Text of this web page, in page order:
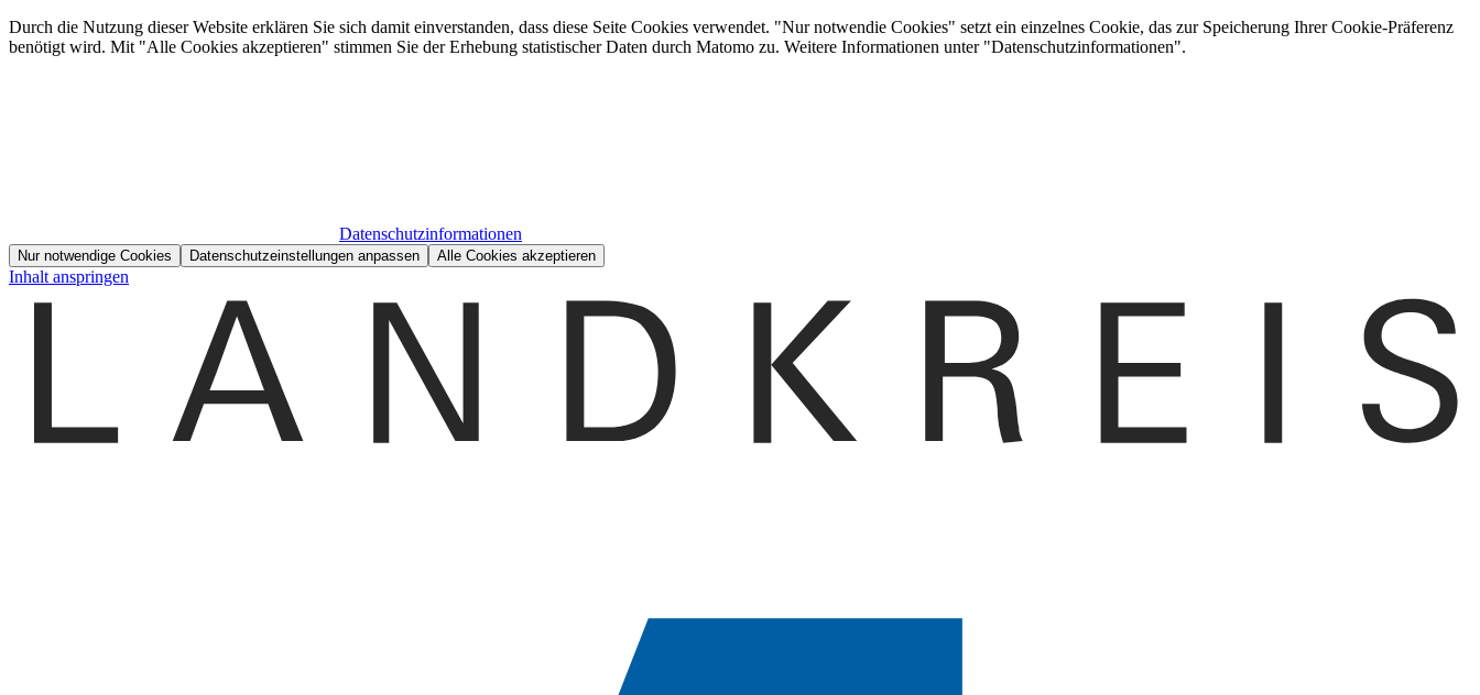
Durch die Nutzung dieser Website erklären Sie sich damit einverstanden, dass diese Seite Cookies verwendet. "Nur notwendie Cookies" setzt ein einzelnes Cookie, das zur Speicherung Ihrer Cookie-Präferenz
benötigt wird. Mit "Alle Cookies akzeptieren" stimmen Sie der Erhebung statistischer Daten durch Matomo zu. Weitere Informationen unter "Datenschutzinformationen".
Datenschutzinformationen
Nur notwendige Cookies Datenschutzeinstellungen anpassen Alle Cookies akzeptieren
Inhalt anspringen